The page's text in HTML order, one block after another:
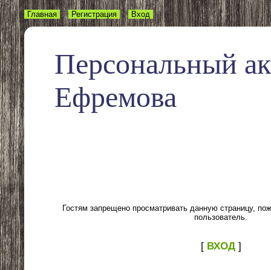
Персональный
Ефремова
Главная Регистрация Вход
Гостям запрещено просматривать данную страницу,
пользователь.
[ ВХОД]